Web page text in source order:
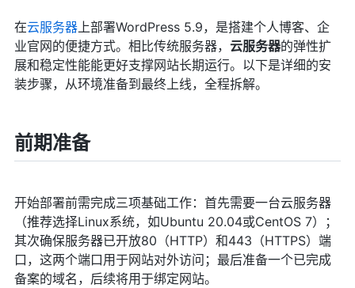
在云服务器上部署WordPress 5.9，是搭建个人博客、企
业官网的便捷方式。相比传统服务器， 云服务器的弹性扩
展和稳定性能能更好支撑网站长期运行。以下是详细的安
装步骤，从环境准备到最终上线，全程拆解。
前期准备
开始部署前需完成三项基础工作：首先需要一台云服务器
（推荐选择Linux系统，如Ubuntu 20.04或CentOS 7）；
其次确保服务器已开放80（HTTP）和443（HTTPS）端
口，这两个端口用于网站对外访问；最后准备一个已完成
备案的域名，后续将用于绑定网站。